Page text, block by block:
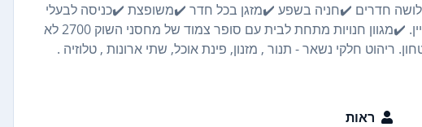
חדרים ✔️חניה בשפע ✔️מזגן בכל חדר ✔️משופצת ✔️כניסה לבעלי
חיים ✔️שער כניסה נעול עם מפתח- מקלט בתוך הבניין. ✔️מגוון חנויות מתחת לבית עם סופר צמוד של מחסני השוק 2700 לא
עם צקים ושטר בטחון. ריהוט חלקי נשאר - תנור , מזנון, פינת אוכל, שתי ארונות , טלוזיה .
ראות